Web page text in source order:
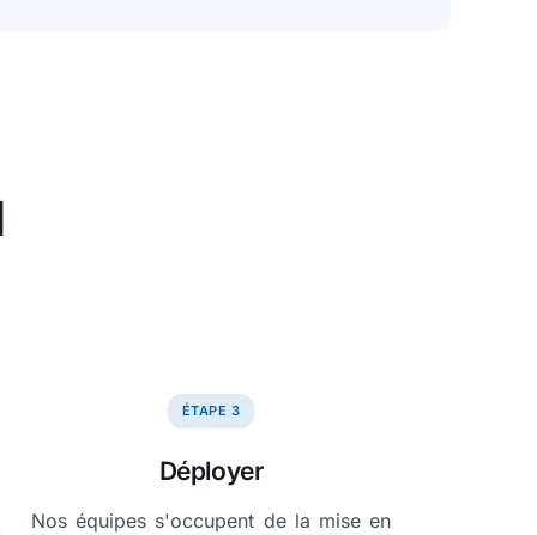
Déployer
Nos équipes s'occupent de la mise en
ÉTAPE 3